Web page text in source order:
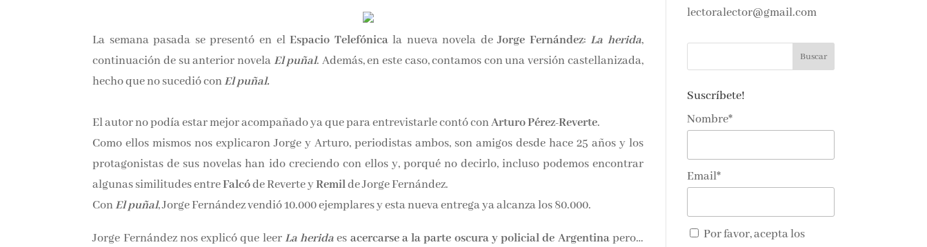
La semana pasada se presentó en elEspacio Telefónicala nueva novela deJorge Fernández: La herida,
continuación de su anterior novelaEl puñal. Además, en este caso, contamos con una versión castellanizada,
hecho que no sucedió conEl puñal.
El autor no podía estar mejor acompañado ya que para entrevistarle contó conArturo Pérez-Reverte.
Como ellos mismos nos explicaron Jorge y Arturo, periodistas ambos, son amigos desde hace 25 años y los
protagonistas de sus novelas han ido creciendo con ellos y, porqué no decirlo, incluso podemos encontrar
algunas similitudes entreFalcóde Reverte yRemilde Jorge Fernández.
ConEl puñal, Jorge Fernández vendió 10.000 ejemplares y esta nueva entrega ya alcanza los 80.000.
Jorge Fernández nos explicó que leerLa heridaes acercarse a la parte oscura y policial de Argentinapero…
lectoralector@gmail.com
Suscríbete!
Nombre*
Email*
Por favor, acepta los